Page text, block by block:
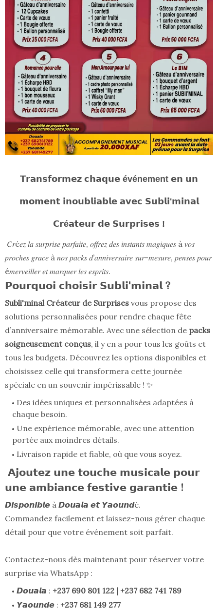
𝗧𝗿𝗮𝗻𝘀𝗳𝗼𝗿𝗺𝗲𝘇 𝗰𝗵𝗮𝗾𝘂𝗲 événement 𝗲𝗻 𝘂𝗻
𝗺𝗼𝗺𝗲𝗻𝘁 𝗶𝗻𝗼𝘂𝗯𝗹𝗶𝗮𝗯𝗹𝗲 𝗮𝘃𝗲𝗰 𝗦𝘂𝗯𝗹𝗶'𝗺𝗶𝗻𝗮𝗹
𝗖𝗿é𝗮𝘁𝗲𝘂𝗿 𝗱𝗲 𝗦𝘂𝗿𝗽𝗿𝗶𝘀𝗲𝘀 !
𝐶𝑟é𝑒𝑧 𝑙𝑎 𝑠𝑢𝑟𝑝𝑟𝑖𝑠𝑒 𝑝𝑎𝑟𝑓𝑎𝑖𝑡𝑒, 𝑜𝑓𝑓𝑟𝑒𝑧 𝑑𝑒𝑠 𝑖𝑛𝑠𝑡𝑎𝑛𝑡𝑠 𝑚𝑎𝑔𝑖𝑞𝑢𝑒𝑠 à 𝑣𝑜𝑠
𝑝𝑟𝑜𝑐ℎ𝑒𝑠 𝑔𝑟𝑎‌𝑐𝑒 à 𝑛𝑜𝑠 𝑝𝑎𝑐𝑘𝑠 𝑑’𝑎𝑛𝑛𝑖𝑣𝑒𝑟𝑠𝑎𝑖𝑟𝑒 𝑠𝑢𝑟-𝑚𝑒𝑠𝑢𝑟𝑒, 𝑝𝑒𝑛𝑠𝑒‌𝑠 𝑝𝑜𝑢𝑟
é𝑚𝑒𝑟𝑣𝑒𝑖𝑙𝑙𝑒𝑟 𝑒𝑡 𝑚𝑎𝑟𝑞𝑢𝑒𝑟 𝑙𝑒𝑠 𝑒𝑠𝑝𝑟𝑖𝑡𝑠.
𝗣𝗼𝘂𝗿𝗾𝘂𝗼𝗶 𝗰𝗵𝗼𝗶𝘀𝗶𝗿 𝗦𝘂𝗯𝗹𝗶'𝗺𝗶𝗻𝗮𝗹 ?
Subli'minal Créateur de Surprises vous propose des
solutions personnalisées pour rendre chaque fête
d’anniversaire mémorable. Avec une sélection de packs
soigneusement conçus, il y en a pour tous les goûts et
tous les budgets. Découvrez les options disponibles et
choisissez celle qui transformera cette journée
spéciale en un souvenir impérissable ! ✨
Des idées uniques et personnalisées adaptées à
chaque besoin.
Une expérience mémorable, avec une attention
portée aux moindres détails.
Livraison rapide et fiable, où que vous soyez.
𝗔𝗷𝗼𝘂𝘁𝗲𝘇 𝘂𝗻𝗲 𝘁𝗼𝘂𝗰𝗵𝗲 𝗺𝘂𝘀𝗶𝗰𝗮𝗹𝗲 𝗽𝗼𝘂𝗿
𝘂𝗻𝗲 𝗮𝗺𝗯𝗶𝗮𝗻𝗰𝗲 𝗳𝗲𝘀𝘁𝗶𝘃𝗲 𝗴𝗮𝗿𝗮𝗻𝘁𝗶𝗲 !
𝘿𝙞𝙨𝙥𝙤𝙣𝙞𝙗𝙡𝙚 à 𝘿𝙤𝙪𝙖𝙡𝙖 𝙚𝙩 𝙔𝙖𝙤𝙪𝙣𝙙é.
Commandez facilement et laissez-nous gérer chaque
détail pour que votre événement soit parfait.
Contactez-nous dès maintenant pour réserver votre
surprise via WhatsApp :
𝘿𝙤𝙪𝙖𝙡𝙖 : +237 690 801 122 | +237 682 741 789
𝙔𝙖𝙤𝙪𝙣𝙙𝙚‌ : +237 681 149 277